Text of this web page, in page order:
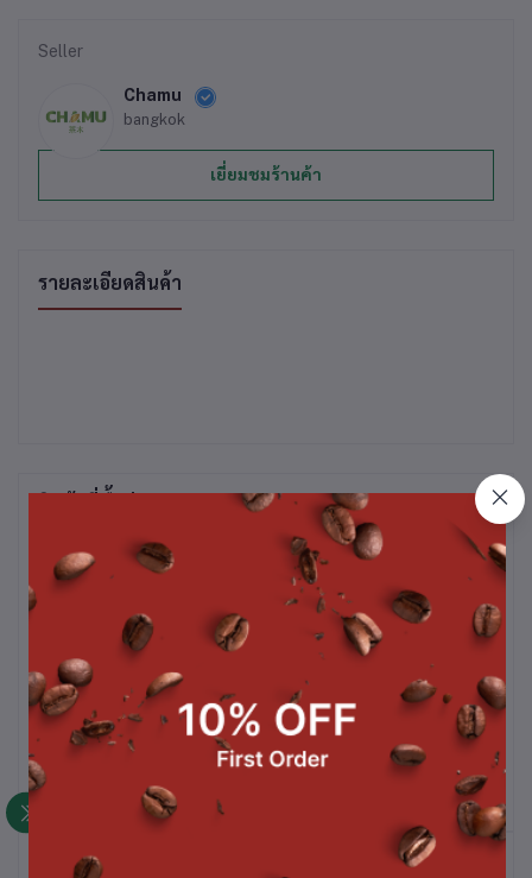
Seller
Chamu
bangkok
เยี่ยมชมร้านค้า
รายละเอียดสินค้า
ใบชาแดง 200 g.
฿105.00
เยลลี่กลิ่นฟรุ๊ตสลัด 1 kg.
สินค้าขายดี